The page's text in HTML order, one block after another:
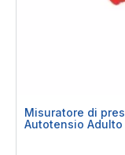
Misuratore di
Autotensio Adulto